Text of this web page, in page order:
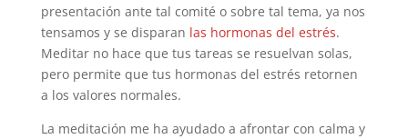
presentación ante tal comité o sobre tal tema, ya nos
tensamos y se disparan las hormonas del estrés.
Meditar no hace que tus tareas se resuelvan solas,
pero permite que tus hormonas del estrés retornen
a los valores normales.
La meditación me ha ayudado a afrontar con calma y